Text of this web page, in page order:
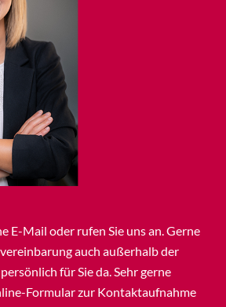
E-Mail oder rufen Sie uns an. Gerne
auch außerhalb der
für Sie da. Sehr gerne
Formular zur Kontaktaufnahme